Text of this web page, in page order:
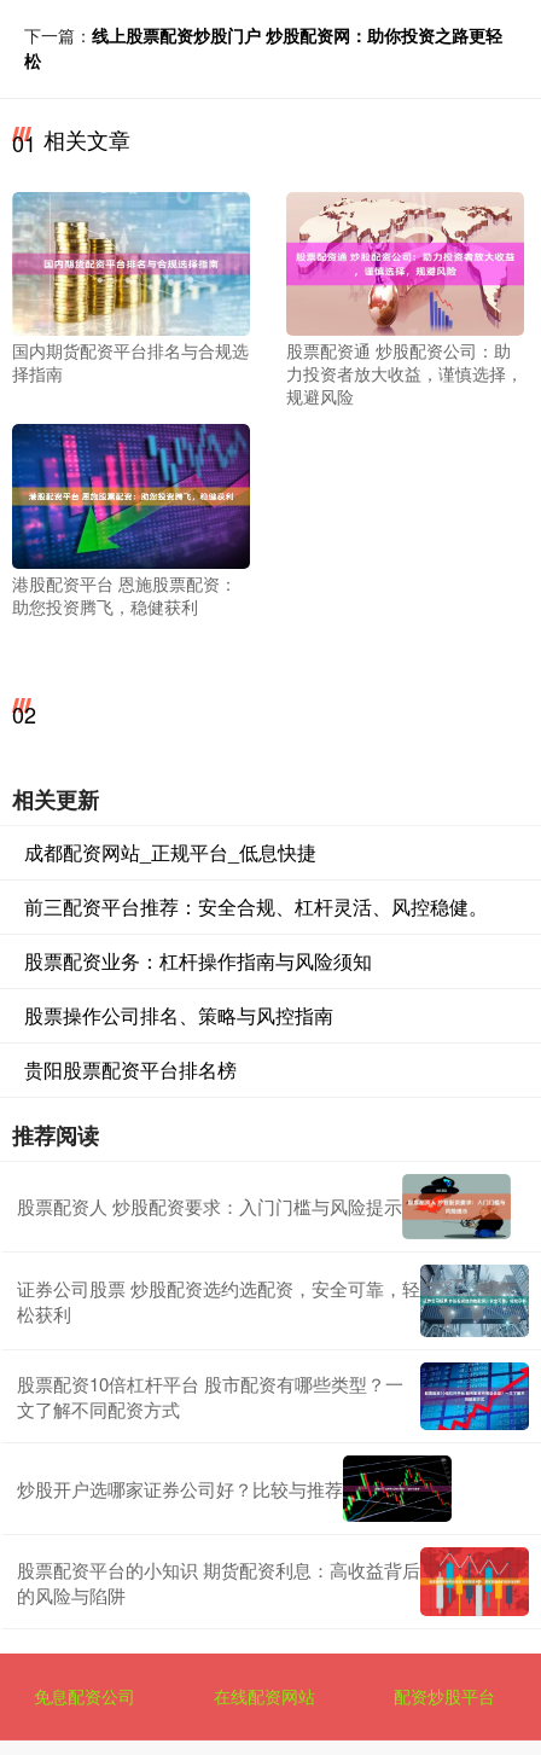
下一篇： 线上股票配资炒股门户 炒股配资网：助你投资之路更轻
松
01 相关文章
国内期货配资平台排名与合规选
择指南
股票配资通 炒股配资公司：助
力投资者放大收益，谨慎选择，
规避风险
港股配资平台 恩施股票配资：
助您投资腾飞，稳健获利
02
相关更新
成都配资网站_正规平台_低息快捷
前三配资平台推荐：安全合规、杠杆灵活、风控稳健。
股票配资业务：杠杆操作指南与风险须知
股票操作公司排名、策略与风控指南
贵阳股票配资平台排名榜
推荐阅读
股票配资人 炒股配资要求：入门门槛与风险提示
证券公司股票 炒股配资选约选配资，安全可靠，轻
松获利
股票配资10倍杠杆平台 股市配资有哪些类型？一
文了解不同配资方式
炒股开户选哪家证券公司好？比较与推荐
股票配资平台的小知识 期货配资利息：高收益背后
的风险与陷阱
免息配资公司 在线配资网站 配资炒股平台